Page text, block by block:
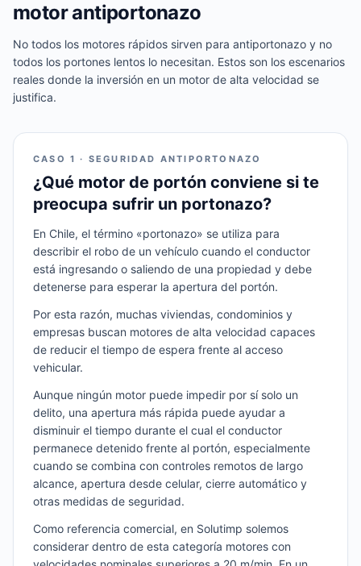
motor antiportonazo
No todos los motores rápidos sirven para antiportonazo y no
todos los portones lentos lo necesitan. Estos son los escenarios
reales donde la inversión en un motor de alta velocidad se
justifica.
CASO 1 · SEGURIDAD ANTIPORTONAZO
¿Qué motor de portón conviene si te
preocupa sufrir un portonazo?
En Chile, el término «portonazo» se utiliza para
describir el robo de un vehículo cuando el conductor
está ingresando o saliendo de una propiedad y debe
detenerse para esperar la apertura del portón.
Por esta razón, muchas viviendas, condominios y
empresas buscan motores de alta velocidad capaces
de reducir el tiempo de espera frente al acceso
vehicular.
Aunque ningún motor puede impedir por sí solo un
delito, una apertura más rápida puede ayudar a
disminuir el tiempo durante el cual el conductor
permanece detenido frente al portón, especialmente
cuando se combina con controles remotos de largo
alcance, apertura desde celular, cierre automático y
otras medidas de seguridad.
Como referencia comercial, en Solutimp solemos
considerar dentro de esta categoría motores con